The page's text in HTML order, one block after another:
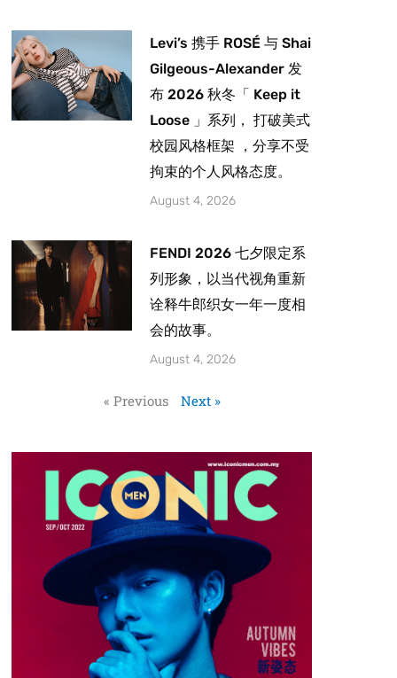
Levi’s 携手 ROSÉ 与 Shai
Gilgeous-Alexander 发
布 2026 秋冬「 Keep it
Loose 」系列， 打破美式
校园风格框架 ，分享不受
拘束的个人风格态度。
August 4, 2026
FENDI 2026 七夕限定系
列形象，以当代视角重新
诠释牛郎织女一年一度相
会的故事。
August 4, 2026
« Previous Next »